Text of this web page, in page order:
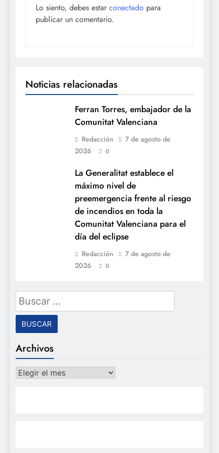
Lo siento, debes estar conectado para
publicar un comentario.
Noticias relacionadas
Ferran Torres, embajador de la
Comunitat Valenciana
Redacción
7 de agosto de
2026
0
La Generalitat establece el
máximo nivel de
preemergencia frente al riesgo
de incendios en toda la
Comunitat Valenciana para el
día del eclipse
Redacción
7 de agosto de
2026
0
Buscar:
Archivos
Archivos